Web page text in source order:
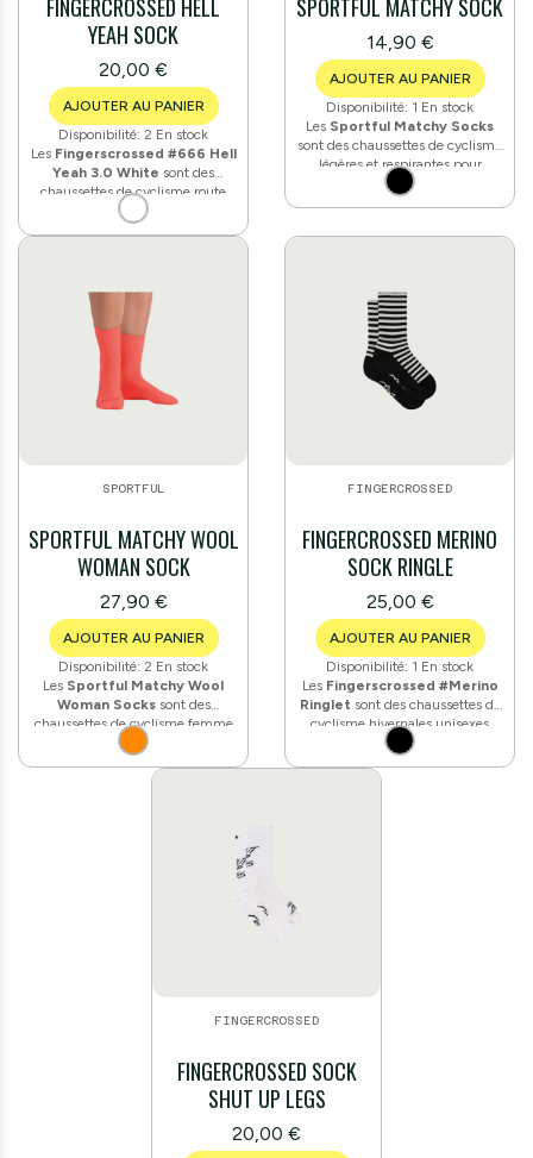
FINGERCROSSED HELL
YEAH SOCK
20,00 €
AJOUTER AU PANIER
Disponibilité: 2 En stock
Les Fingerscrossed #666 Hell
Yeah 3.0 White sont des
chaussettes de cyclisme route
issues de la collection
pas l'humidité et maintiennent les
pieds frais et secs. Le talon et la
pointe sont
triple renforcés
pour une durabilité maximale, et
la zone pied est construite en
mesh léger pour une ventilation
SPORTFUL MATCHY SOCK
14,90 €
AJOUTER AU PANIER
Disponibilité: 1 En stock
Les Sportful Matchy Socks
sont des chaussettes de cyclisme
légères et respirantes pour
homme. Confectionnées en fil
Meryl® Skinlife®
aux propriétés
polyamide, 10 % élasthanne), elles
une hauteur de tige de
un design monochrome, elles
complètent et valorisent toutes les
tenues de cyclisme.
SPORTFUL
SPORTFUL MATCHY WOOL
WOMAN SOCK
27,90 €
AJOUTER AU PANIER
Disponibilité: 2 En stock
Les Sportful Matchy Wool
Woman Sockssont des
chaussettes de cyclisme femme
laine mérinos
(70 % laine, 25
Elles offrent une excellente
propriétés naturelles de régulation
FINGERCROSSED
FINGERCROSSED MERINO
SOCK RINGLE
25,00 €
AJOUTER AU PANIER
Disponibilité: 1 En stock
Les Fingerscrossed #Merino
Ringlet sont des chaussettes de
cyclisme hivernales unisexes
fabriquées à partir d'un mélange
mérinos (67 %)
FINGERCROSSED
FINGERCROSSED SOCK
SHUT UP LEGS
20,00 €